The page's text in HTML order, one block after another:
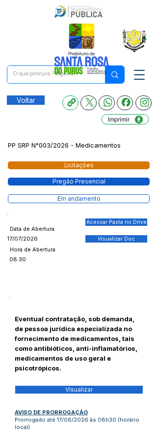
Voltar
Imprimir
PP SRP N°003/2026 - Medicamentos
Licitações
Pregão Presencial
Em andamento
Data de Abertura
Acessar Pasta no Drive
17/07/2026
Hora de Abertura
08:30
Visualizar Doc
Eventual contratação, sob demanda,
de pessoa jurídica especializada no
fornecimento de medicamentos, tais
como antibióticos, anti-inflamatórios,
medicamentos de uso geral e
psicotrópicos.
Visualizar
AVISO DE PRORROGAÇÃO
Prorrogado até 17/06/2026 às 08h30 (horário
local)